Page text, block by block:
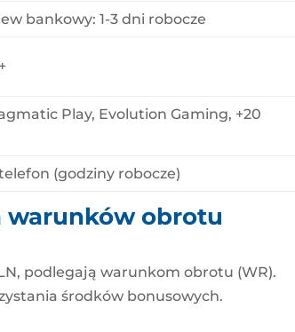
bankowy: 1-3 dni robocze
Play, Evolution Gaming, +20
(godziny robocze)
warunków obrotu
podlegają warunkom obrotu (WR).
środków bonusowych.